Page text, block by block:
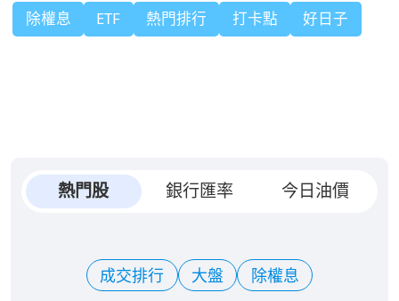
除權息 ETF 熱門排行 打卡點 好日子
熱門股 銀行匯率 今日油價
成交排行 大盤 除權息